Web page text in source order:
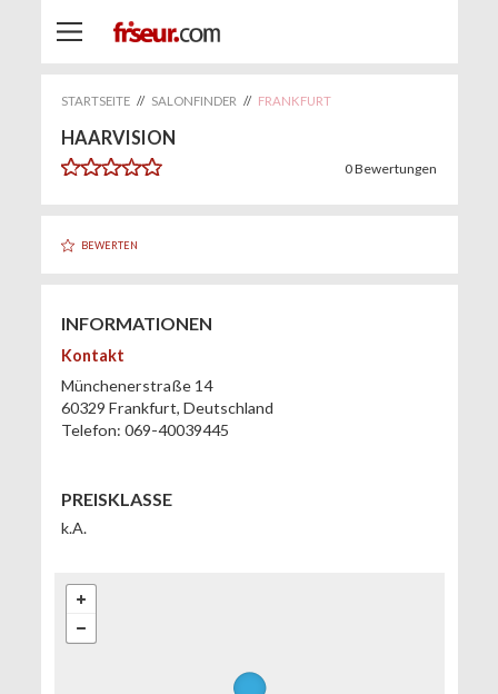
STARTSEITE // SALONFINDER // FRANKFURT
HAARVISION
0Bewertungen
BEWERTEN
INFORMATIONEN
Kontakt
Münchenerstraße 14
60329 Frankfurt, Deutschland
Telefon: 069-40039445
PREISKLASSE
k.A.